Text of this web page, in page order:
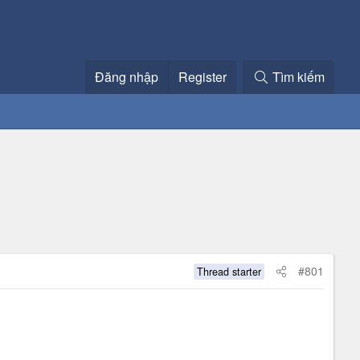
Đăng nhập Register Tìm kiếm
Thread starter #801